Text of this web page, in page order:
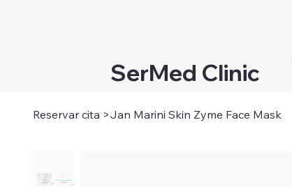
SerMed Clinic
Reservar cita >Jan Marini Skin Zyme Face Mask